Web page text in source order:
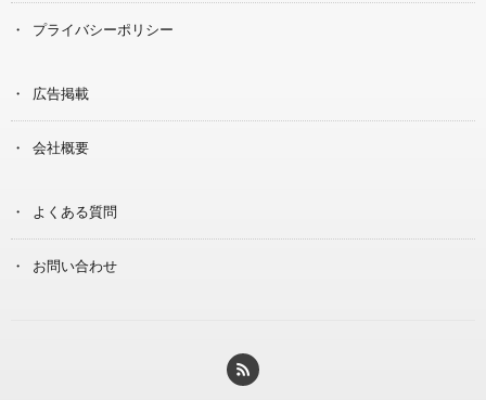
プライバシーポリシー
広告掲載
会社概要
よくある質問
お問い合わせ